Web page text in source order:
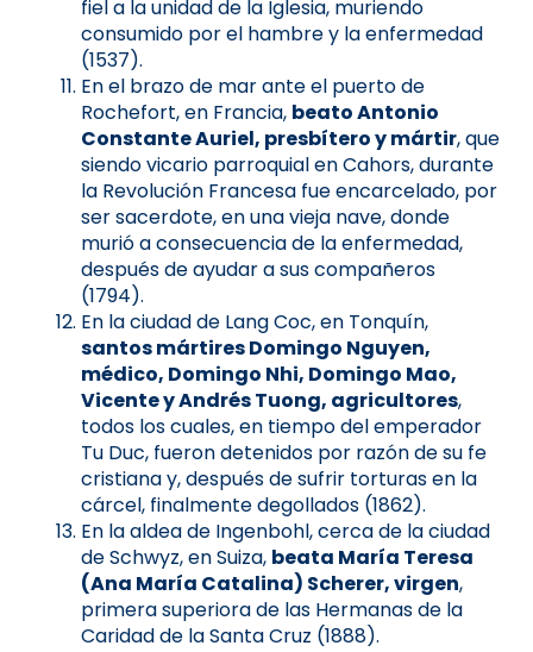
fiel a la unidad de la Iglesia, muriendo
consumido por el hambre y la enfermedad
(1537).
En el brazo de mar ante el puerto de
Rochefort, en Francia, beato Antonio
Constante Auriel, presbítero y mártir, que
siendo vicario parroquial en Cahors, durante
la Revolución Francesa fue encarcelado, por
ser sacerdote, en una vieja nave, donde
murió a consecuencia de la enfermedad,
después de ayudar a sus compañeros
(1794).
En la ciudad de Lang Coc, en Tonquín,
santos mártires Domingo Nguyen,
médico, Domingo Nhi, Domingo Mao,
Vicente y Andrés Tuong, agricultores,
todos los cuales, en tiempo del emperador
Tu Duc, fueron detenidos por razón de su fe
cristiana y, después de sufrir torturas en la
cárcel, finalmente degollados (1862).
En la aldea de Ingenbohl, cerca de la ciudad
de Schwyz, en Suiza, beata María Teresa
(Ana María Catalina) Scherer, virgen,
primera superiora de las Hermanas de la
Caridad de la Santa Cruz (1888).